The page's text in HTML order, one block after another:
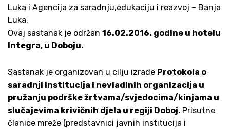
Luka i Agencija za saradnju,edukaciju i reazvoj – Banja
Luka.
Ovaj sastanak je održan 16.02.2016. godine u hotelu
Integra, u Doboju.
Sastanak je organizovan u cilju izrade Protokola o
saradnji institucija i nevladinih organizacija u
pružanju podrške žrtvama/svjedocima/kinjama u
slučajevima krivičnih djela u regiji Doboj. Prisutne
članice mreže (predstavnici javnih institucija i